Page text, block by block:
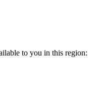
to you in this region: